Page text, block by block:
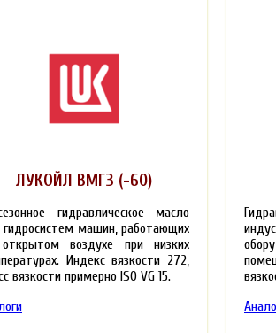
ЛУКОЙЛ ВМГЗ (-60)
гидравлическое масло
гидросистем машин, работающих
воздухе при низких
Индекс вязкости 272,
вязкости примерно ISO VG 15.